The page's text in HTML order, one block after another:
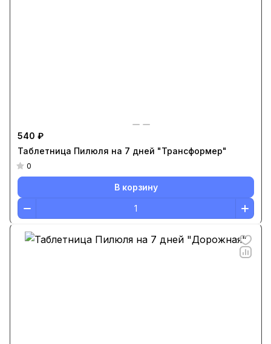
540 ₽
Таблетница Пилюля на 7 дней "Трансформер"
0
В корзину